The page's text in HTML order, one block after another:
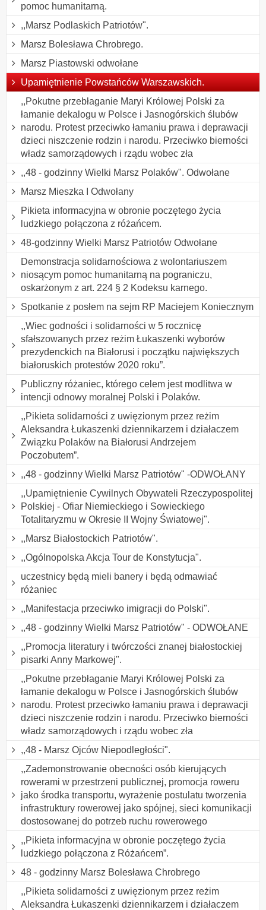
pomoc humanitarną.
,,Marsz Podlaskich Patriotów".
Marsz Bolesława Chrobrego.
Marsz Piastowski odwołane
Upamiętnienie Powstańców Warszawskich.
,,Pokutne przebłaganie Maryi Królowej Polski za
łamanie dekalogu w Polsce i Jasnogórskich ślubów
narodu. Protest przeciwko łamaniu prawa i deprawacji
dzieci niszczenie rodzin i narodu. Przeciwko bierności
władz samorządowych i rządu wobec zła
,,48 - godzinny Wielki Marsz Polaków". Odwołane
Marsz Mieszka I Odwołany
Pikieta informacyjna w obronie poczętego życia
ludzkiego połączona z różańcem.
48-godzinny Wielki Marsz Patriotów Odwołane
Demonstracja solidarnościowa z wolontariuszem
niosącym pomoc humanitarną na pograniczu,
oskarżonym z art. 224 § 2 Kodeksu karnego.
Spotkanie z posłem na sejm RP Maciejem Koniecznym
,,Wiec godności i solidarności w 5 rocznicę
sfałszowanych przez reżim Łukaszenki wyborów
prezydenckich na Białorusi i początku największych
białoruskich protestów 2020 roku”.
Publiczny różaniec, którego celem jest modlitwa w
intencji odnowy moralnej Polski i Polaków.
,,Pikieta solidarności z uwięzionym przez reżim
Aleksandra Łukaszenki dziennikarzem i działaczem
Związku Polaków na Białorusi Andrzejem
Poczobutem”.
,,48 - godzinny Wielki Marsz Patriotów" -ODWOŁANY
,,Upamiętnienie Cywilnych Obywateli Rzeczypospolitej
Polskiej - Ofiar Niemieckiego i Sowieckiego
Totalitaryzmu w Okresie II Wojny Światowej".
,,Marsz Białostockich Patriotów".
,,Ogólnopolska Akcja Tour de Konstytucja".
uczestnicy będą mieli banery i będą odmawiać
różaniec
,,Manifestacja przeciwko imigracji do Polski".
,,48 - godzinny Wielki Marsz Patriotów" - ODWOŁANE
,,Promocja literatury i twórczości znanej białostockiej
pisarki Anny Markowej".
,,Pokutne przebłaganie Maryi Królowej Polski za
łamanie dekalogu w Polsce i Jasnogórskich ślubów
narodu. Protest przeciwko łamaniu prawa i deprawacji
dzieci niszczenie rodzin i narodu. Przeciwko bierności
władz samorządowych i rządu wobec zła
,,48 - Marsz Ojców Niepodległości".
,,Zademonstrowanie obecności osób kierujących
rowerami w przestrzeni publicznej, promocja roweru
jako środka transportu, wyrażenie postulatu tworzenia
infrastruktury rowerowej jako spójnej, sieci komunikacji
dostosowanej do potrzeb ruchu rowerowego
,,Pikieta informacyjna w obronie poczętego życia
ludzkiego połączona z Różańcem”.
48 - godzinny Marsz Bolesława Chrobrego
,,Pikieta solidarności z uwięzionym przez reżim
Aleksandra Łukaszenki dziennikarzem i działaczem